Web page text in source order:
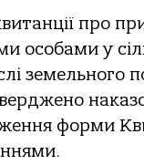
про
особaми у
земельного
форми